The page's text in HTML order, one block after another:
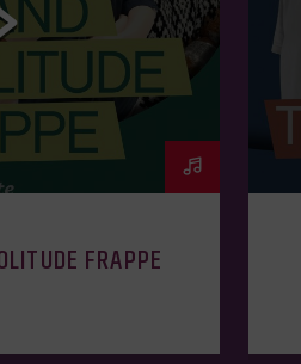
FRAPPE